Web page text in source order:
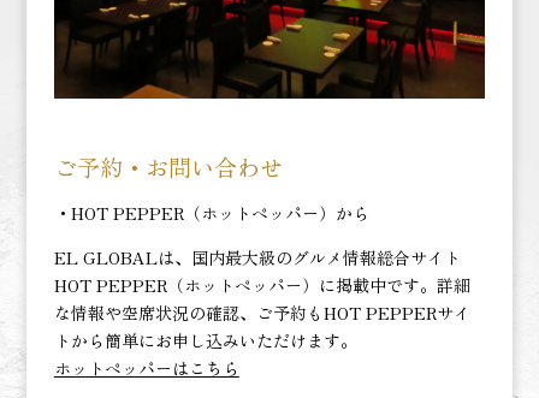
ご予約・お問い合わせ
・HOT PEPPER（ホットペッパー）から
EL GLOBALは、国内最大級のグルメ情報総合サイト
HOT PEPPER（ホットペッパー）に掲載中です。詳細
な情報や空席状況の確認、ご予約もHOT PEPPERサイ
トから簡単にお申し込みいただけます。
ホットペッパーはこちら